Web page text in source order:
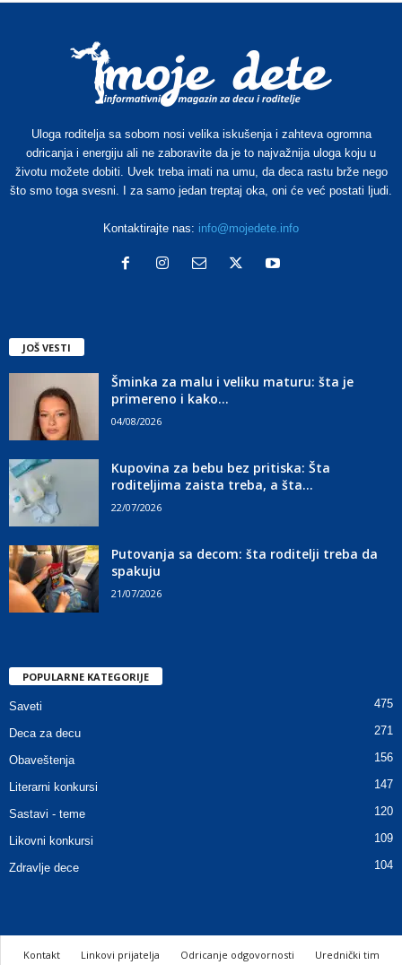
Uloga roditelja sa sobom nosi velika iskušenja i zahteva ogromna
odricanja i energiju ali ne zaboravite da je to najvažnija uloga koju u
životu možete dobiti. Uvek treba imati na umu, da deca rastu brže nego
što smo toga svesni. I za samo jedan treptaj oka, oni će već postati ljudi.
Kontaktirajte nas: info@mojedete.info
JOŠ VESTI
Šminka za malu i veliku maturu: šta je
primereno i kako...
04/08/2026
Kupovina za bebu bez pritiska: Šta
roditeljima zaista treba, a šta...
22/07/2026
Putovanja sa decom: šta roditelji treba da
spakuju
21/07/2026
POPULARNE KATEGORIJE
Saveti 475
Deca za decu 271
Obaveštenja 156
Literarni konkursi 147
Sastavi - teme 120
Likovni konkursi 109
Zdravlje dece 104
Kontakt Linkovi prijatelja Odricanje odgovornosti Urednički tim